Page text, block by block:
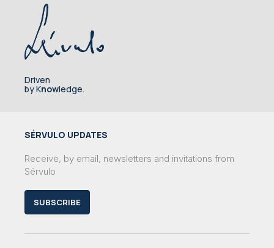
Driven
by Knowledge.
SÉRVULO UPDATES
Receive, by email, newsletters and invitations from
Sérvulo
SUBSCRIBE